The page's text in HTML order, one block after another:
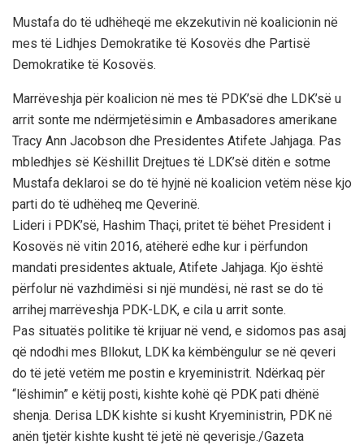
Mustafa do të udhëheqë me ekzekutivin në koalicionin në
mes të Lidhjes Demokratike të Kosovës dhe Partisë
Demokratike të Kosovës.
Marrëveshja për koalicion në mes të PDK’së dhe LDK’së u
arrit sonte me ndërmjetësimin e Ambasadores amerikane
Tracy Ann Jacobson dhe Presidentes Atifete Jahjaga. Pas
mbledhjes së Këshillit Drejtues të LDK’së ditën e sotme
Mustafa deklaroi se do të hyjnë në koalicion vetëm nëse kjo
parti do të udhëheq me Qeverinë.
Lideri i PDK’së, Hashim Thaçi, pritet të bëhet President i
Kosovës në vitin 2016, atëherë edhe kur i përfundon
mandati presidentes aktuale, Atifete Jahjaga. Kjo është
përfolur në vazhdimësi si një mundësi, në rast se do të
arrihej marrëveshja PDK-LDK, e cila u arrit sonte.
Pas situatës politike të krijuar në vend, e sidomos pas asaj
që ndodhi mes Bllokut, LDK ka këmbëngulur se në qeveri
do të jetë vetëm me postin e kryeministrit. Ndërkaq për
“lëshimin” e këtij posti, kishte kohë që PDK pati dhënë
shenja. Derisa LDK kishte si kusht Kryeministrin, PDK në
anën tjetër kishte kusht të jetë në qeverisje./Gazeta